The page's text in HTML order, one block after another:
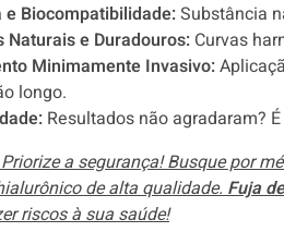
e Biocompatibilidade:Substância
Naturais e Duradouros: Curvas
Minimamente Invasivo:
longo.
Resultados não agradaram?
a segurança! Busque por
de alta qualidade.Fuja
riscos à sua saúde!